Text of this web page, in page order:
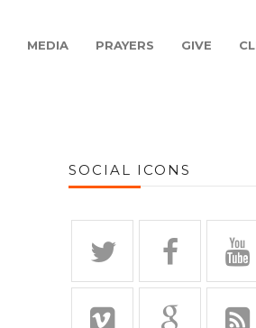
MEDIA PRAYERS GIVE
SOCIAL ICONS